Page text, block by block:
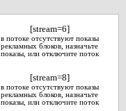
[stream=6]
в потоке отсутствуют показы
рекламных блоков, назначьте
показы, или отключите поток
[stream=8]
в потоке отсутствуют показы
рекламных блоков, назначьте
показы, или отключите поток